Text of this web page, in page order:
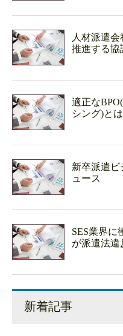
人材派遣
推進する協
適正な
シング)とは
新卒派遣
ュース
SES業界
が派遣法
新着記事